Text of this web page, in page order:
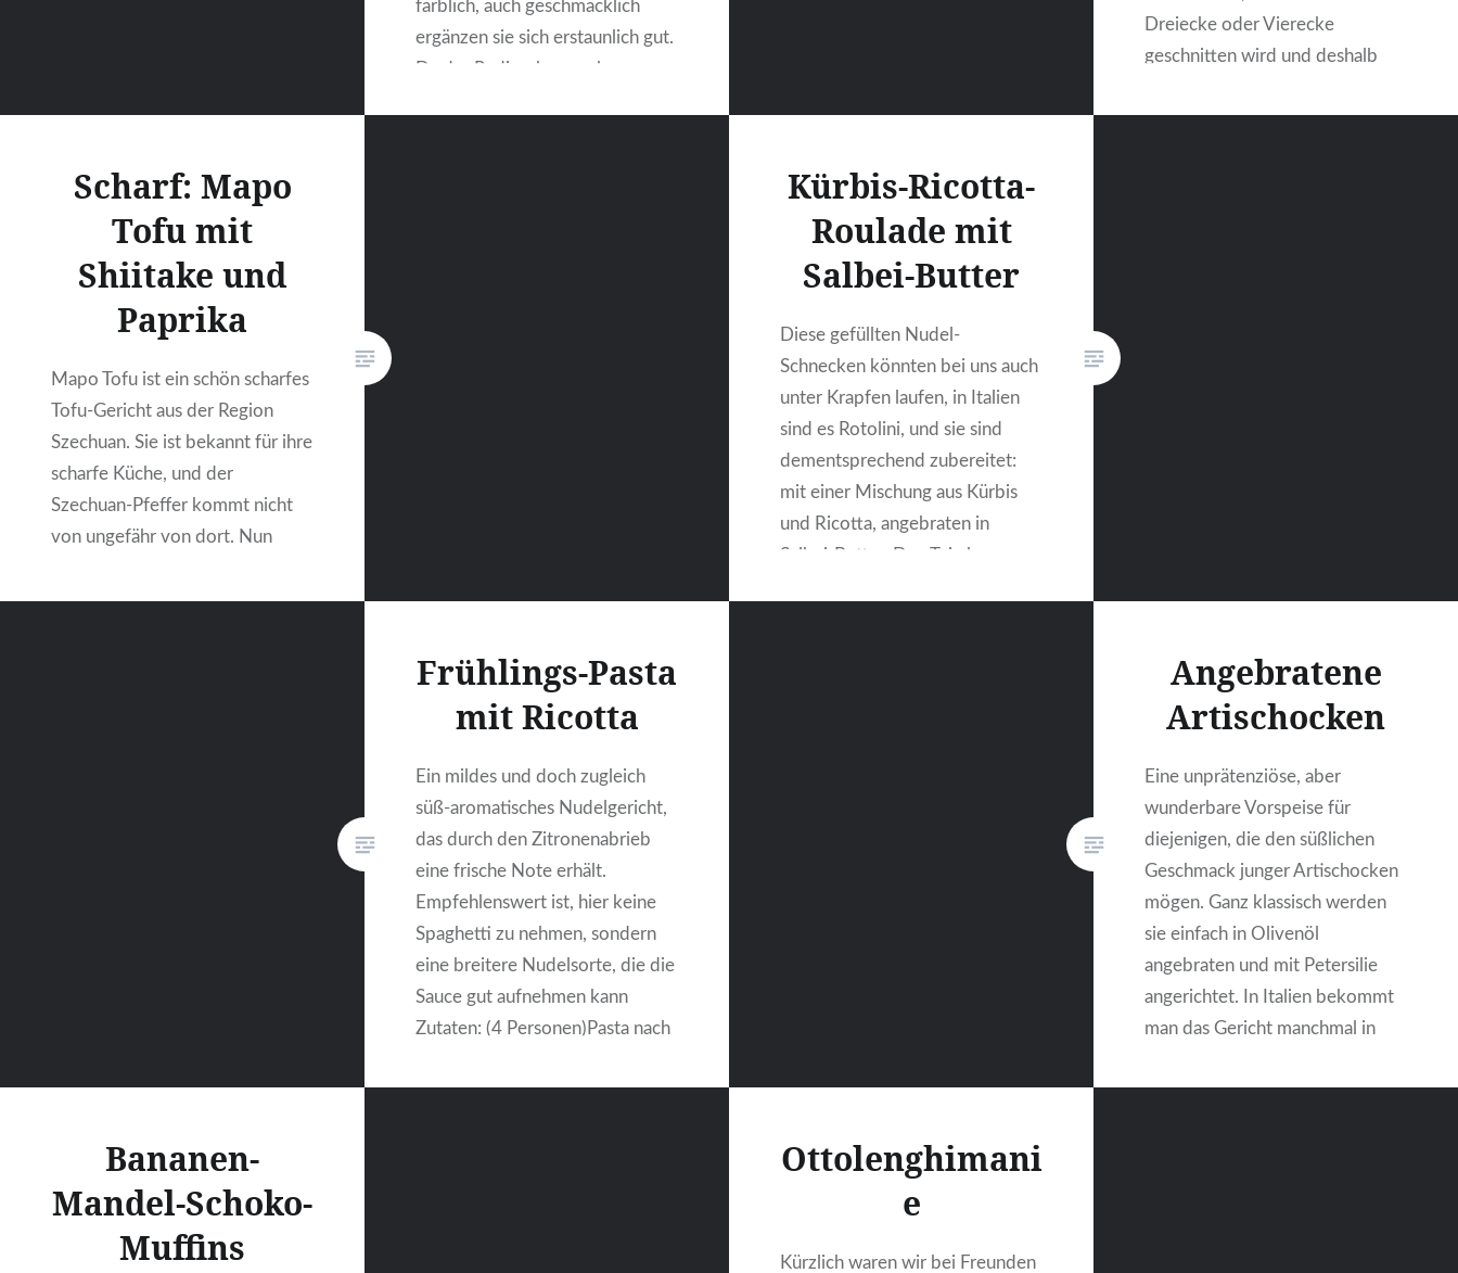
farblich, auch geschmacklich
ergänzen sie sich erstaunlich gut.
Da das Radieschen vorher
Dreiecke oder Vierecke
geschnitten wird und deshalb
sie aber auch gar nicht nötig,
Scharf: Mapo
Tofu mit
Shiitake und
Paprika
Mapo Tofu ist ein schön scharfes
Tofu-Gericht aus der Region
Szechuan. Sie ist bekannt für ihre
scharfe Küche, und der
Szechuan-Pfeffer kommt nicht
von ungefähr von dort. Nun
haben, um gut kochen und essen
Kürbis-Ricotta-
Roulade mit
Salbei-Butter
Diese gefüllten Nudel-
Schnecken könnten bei uns auch
unter Krapfen laufen, in Italien
sind es Rotolini, und sie sind
dementsprechend zubereitet:
mit einer Mischung aus Kürbis
und Ricotta, angebraten in
Salbei-Butter. Den Teig kann
Frühlings-Pasta
mit Ricotta
Ein mildes und doch zugleich
süß-aromatisches Nudelgericht,
das durch den Zitronenabrieb
eine frische Note erhält.
Empfehlenswert ist, hier keine
Spaghetti zu nehmen, sondern
eine breitere Nudelsorte, die die
Sauce gut aufnehmen kann
Zutaten: (4 Personen)Pasta nach
Baby-Spinat1 Frühlingszwiebel,
Angebratene
Artischocken
Eine unprätenziöse, aber
wunderbare Vorspeise für
diejenigen, die den süßlichen
Geschmack junger Artischocken
mögen. Ganz klassisch werden
sie einfach in Olivenöl
angebraten und mit Petersilie
angerichtet. In Italien bekommt
man das Gericht manchmal in
meistens mit Artischocken aus
Bananen-
Mandel-Schoko-
Muffins
Ottolenghimani
e
Kürzlich waren wir bei Freunden